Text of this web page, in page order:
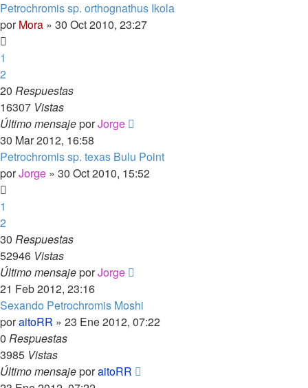
Petrochromis sp. orthognathus Ikola
porMora » 30 Oct 2010, 23:27
1
2
20 Respuestas
16307 Vistas
Último mensajeporJorge
30 Mar 2012, 16:58
Petrochromis sp. texas Bulu Point
porJorge » 30 Oct 2010, 15:52
1
2
30 Respuestas
52946 Vistas
Último mensajeporJorge
21 Feb 2012, 23:16
Sexando Petrochromis Moshi
poraitoRR » 23 Ene 2012, 07:22
0 Respuestas
3985 Vistas
Último mensajeporaitoRR